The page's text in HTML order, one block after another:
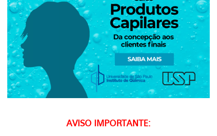
AVISO IMPORTANTE: